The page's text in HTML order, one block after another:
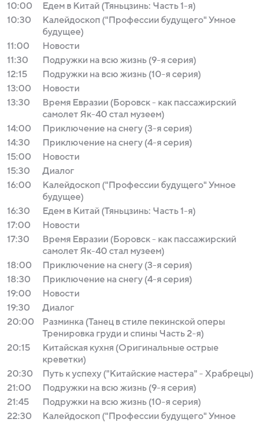
10:00
Едем в Китай (Тяньцзинь: Часть 1-я)
10:30
Калейдоскоп ("Профессии будущего" Умное
будущее)
11:00
Новости
11:30
Подружки на всю жизнь (9-я серия)
12:15
Подружки на всю жизнь (10-я серия)
13:00
Новости
13:30
Время Евразии (Боровск - как пассажирский
самолет Як-40 стал музеем)
14:00
Приключение на снегу (3-я серия)
14:30
Приключение на снегу (4-я серия)
15:00
Новости
15:30
Диалог
16:00
Калейдоскоп ("Профессии будущего" Умное
будущее)
16:30
Едем в Китай (Тяньцзинь: Часть 1-я)
17:00
Новости
17:30
Время Евразии (Боровск - как пассажирский
самолет Як-40 стал музеем)
18:00
Приключение на снегу (3-я серия)
18:30
Приключение на снегу (4-я серия)
19:00
Новости
19:30
Диалог
20:00
Разминка (Танец в стиле пекинской оперы
Тренировка груди и спины Часть 2-я)
20:15
Китайская кухня (Оригинальные острые
креветки)
20:30
Путь к успеху ("Китайские мастера" - Храбрецы)
21:00
Подружки на всю жизнь (9-я серия)
21:45
Подружки на всю жизнь (10-я серия)
22:30
Калейдоскоп ("Профессии будущего" Умное